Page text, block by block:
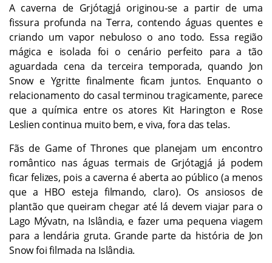
A caverna de Grjótagjá originou-se a partir de uma
fissura profunda na Terra, contendo águas quentes e
criando um vapor nebuloso o ano todo. Essa região
mágica e isolada foi o cenário perfeito para a tão
aguardada cena da terceira temporada, quando Jon
Snow e Ygritte finalmente ficam juntos. Enquanto o
relacionamento do casal terminou tragicamente, parece
que a química entre os atores Kit Harington e Rose
Leslien continua muito bem, e viva, fora das telas.
Fãs de Game of Thrones que planejam um encontro
romântico nas águas termais de Grjótagjá já podem
ficar felizes, pois a caverna é aberta ao público (a menos
que a HBO esteja filmando, claro). Os ansiosos de
plantão que queiram chegar até lá devem viajar para o
Lago Mývatn, na Islândia, e fazer uma pequena viagem
para a lendária gruta. Grande parte da história de Jon
Snow foi filmada na Islândia.